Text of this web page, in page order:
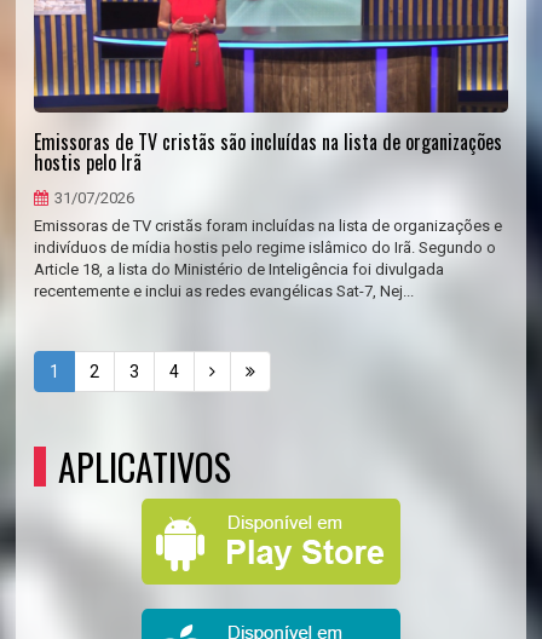
Emissoras de TV cristãs são incluídas na lista de organizações
hostis pelo Irã
31/07/2026
Emissoras de TV cristãs foram incluídas na lista de organizações e
indivíduos de mídia hostis pelo regime islâmico do Irã. Segundo o
Article 18, a lista do Ministério de Inteligência foi divulgada
recentemente e inclui as redes evangélicas Sat-7, Nej...
1 2 3 4
APLICATIVOS